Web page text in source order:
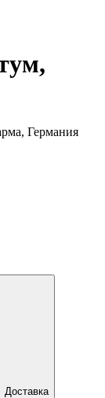
Германия
Доставка